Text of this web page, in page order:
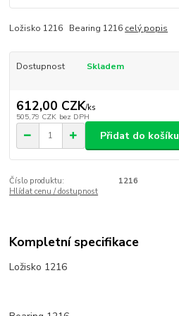
Ložisko 1216 Bearing 1216 celý popis
Dostupnost Skladem
612,00 CZK/ks
505,79 CZK bez DPH
Přidat do košíku
Číslo produktu:
1216
Hlídat cenu / dostupnost
Kompletní specifikace
Ložisko 1216